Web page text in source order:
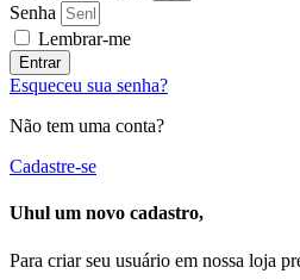
Senha
Lembrar-me
Entrar
Esqueceu sua senha?
Não tem uma conta?
Cadastre-se
Uhul um novo cadastro,
Para criar seu usuário em nossa loja